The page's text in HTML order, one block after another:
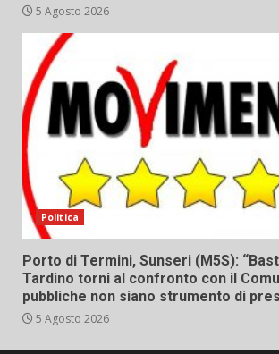
5 Agosto 2026
Politica
Porto di Termini, Sunseri (M5S):
Tardino torni al confronto con il
pubbliche non siano strumento di
5 Agosto 2026